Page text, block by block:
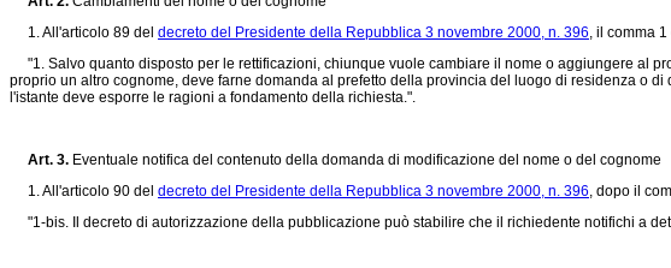
1. All'articolo 89 del decreto del Presidente della Repubblica 3 novembre 2000, n. 396, il comma
"1. Salvo quanto disposto per le rettificazioni, chiunque vuole cambiare il nome o aggiungere al
proprio un altro cognome, deve farne domanda al prefetto della provincia del luogo di residenza o
l'istante deve esporre le ragioni a fondamento della richiesta.".
Art. 3. Eventuale notifica del contenuto della domanda di modificazione del nome o del cognome
1. All'articolo 90 del decreto del Presidente della Repubblica 3 novembre 2000, n. 396, dopo il
"1-bis. Il decreto di autorizzazione della pubblicazione può stabilire che il richiedente notifichi a